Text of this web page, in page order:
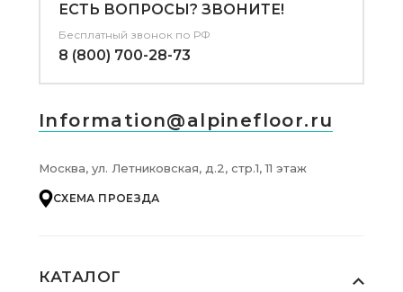
КАТАЛОГ
ЕСТЬ ВОПРОСЫ? ЗВОНИТЕ!
Бесплатный звонок по РФ
8 (800) 700-28-73
Information@alpinefloor.ru
Москва, ул. Летниковская, д.2, стр.1, 11 этаж
СХЕМА ПРОЕЗДА